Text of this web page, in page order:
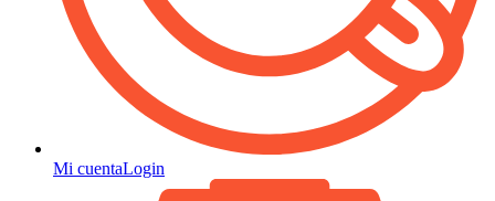
Mi cuentaLogin